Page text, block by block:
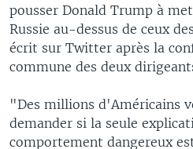
pousser Donald Trump à
Russie au-dessus de ceux
écrit sur Twitter après la
commune des deux
"Des millions d'Américains
demander si la seule
comportement dangereux